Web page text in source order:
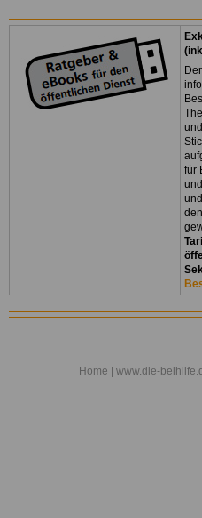
für
Home | www.die-